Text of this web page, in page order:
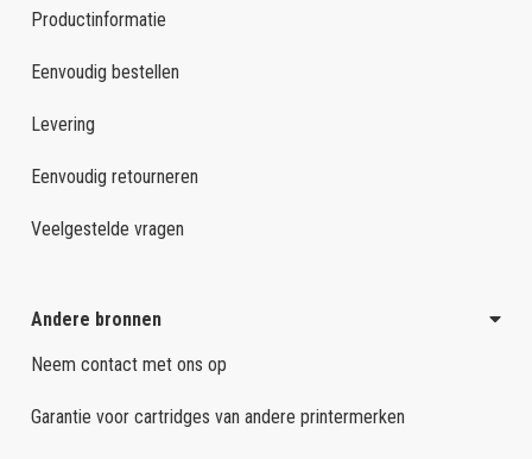
Productinformatie
Eenvoudig bestellen
Levering
Eenvoudig retourneren
Veelgestelde vragen
Andere bronnen
Neem contact met ons op
Garantie voor cartridges van andere printermerken